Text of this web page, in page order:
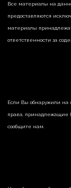
Все материалы на
предоставляются
материалы
ответственности за
Если Вы обнаружили
права, принадлежащие
сообщите нам.